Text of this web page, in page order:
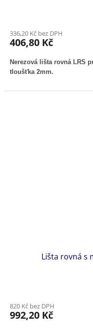
336,20 Kč bez DPH
406,80 Kč
Nerezová lišta rovná LRS
tloušťka 2mm.
Lišta rovná s
820 Kč bez DPH
992,20 Kč